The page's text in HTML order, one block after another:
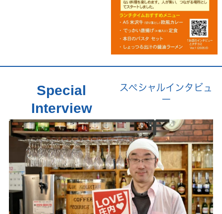
Special
Interview
スペシャルインタビュ
ー